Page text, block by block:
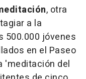
, otra
a la
500.000 jóvenes
en el Paseo
'meditación del